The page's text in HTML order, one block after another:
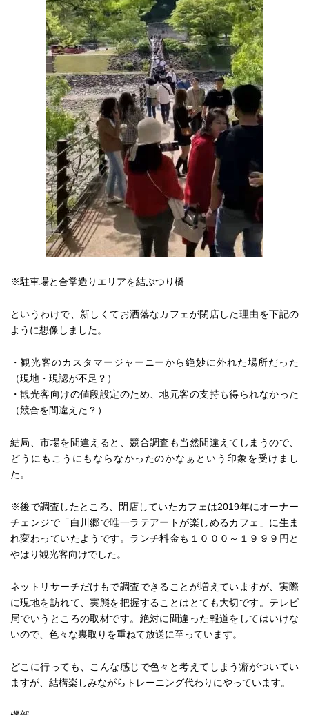
※駐車場と合掌造りエリアを結ぶつり橋
というわけで、新しくてお洒落なカフェが閉店した理由を下記の
ように想像しました。
・観光客のカスタマージャーニーから絶妙に外れた場所だった
（現地・現認が不足？）
・観光客向けの値段設定のため、地元客の支持も得られなかった
（競合を間違えた？）
結局、市場を間違えると、競合調査も当然間違えてしまうので、
どうにもこうにもならなかったのかなぁという印象を受けまし
た。
※後で調査したところ、閉店していたカフェは2019年にオーナー
チェンジで「白川郷で唯一ラテアートが楽しめるカフェ」に生ま
れ変わっていたようです。ランチ料金も１０００～１９９９円と
やはり観光客向けでした。
ネットリサーチだけもで調査できることが増えていますが、実際
に現地を訪れて、実態を把握することはとても大切です。テレビ
局でいうところの取材です。絶対に間違った報道をしてはいけな
いので、色々な裏取りを重ねて放送に至っています。
どこに行っても、こんな感じで色々と考えてしまう癖がついてい
ますが、結構楽しみながらトレーニング代わりにやっています。